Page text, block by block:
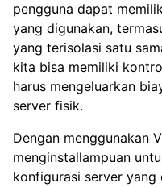
pengguna dapat
yang digunakan,
yang terisolasi satu
kita bisa memiliki
harus mengeluarkan
server fisik.
Dengan menggunakan
menginstallampuan
konfigurasi server yang